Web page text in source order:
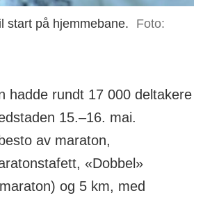
start på hjemmebane.
Foto:
hadde rundt 17 000 deltakere
15.–16. mai.
av maraton,
«Dobbel»
og 5 km, med